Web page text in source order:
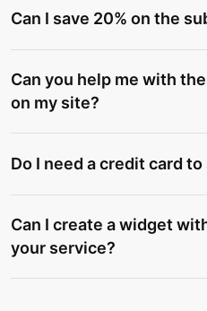
Can I save 20% on the
Can you help me with
on my site?
Do I need a credit card to
Can I create a widget
your service?